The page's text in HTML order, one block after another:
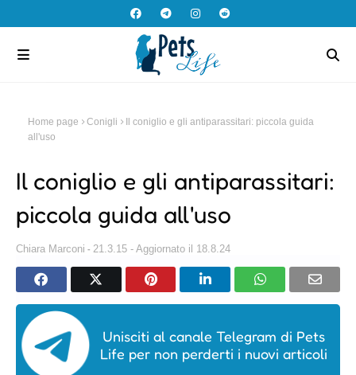
Home page Conigli
Il coniglio e gli antiparassitari: piccola guida
all'uso
Il coniglio e gli antiparassitari:
piccola guida all'uso
Chiara Marconi 21.3.15 - Aggiornato il 18.8.24
Unisciti al canale Telegram di Pets
Life per non perderti i nuovi articoli